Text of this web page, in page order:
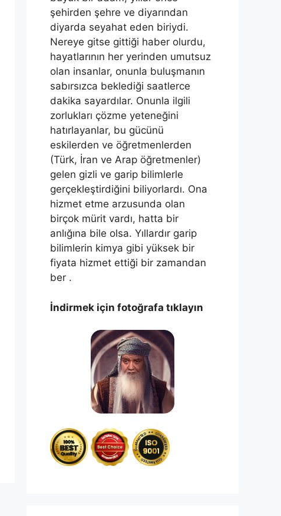
şehirden şehre ve diyarından
diyarda seyahat eden biriydi.
Nereye gitse gittiği haber olurdu,
hayatlarının her yerinden umutsuz
olan insanlar, onunla buluşmanın
sabırsızca beklediği saatlerce
dakika sayardılar. Onunla ilgili
zorlukları çözme yeteneğini
hatırlayanlar, bu gücünü
eskilerden ve öğretmenlerden
(Türk, İran ve Arap öğretmenler)
gelen gizli ve garip bilimlerle
gerçekleştirdiğini biliyorlardı. Ona
hizmet etme arzusunda olan
birçok mürit vardı, hatta bir
anlığına bile olsa. Yıllardır garip
bilimlerin kimya gibi yüksek bir
fiyata hizmet ettiği bir zamandan
ber .
İndirmek için fotoğrafa tıklayın